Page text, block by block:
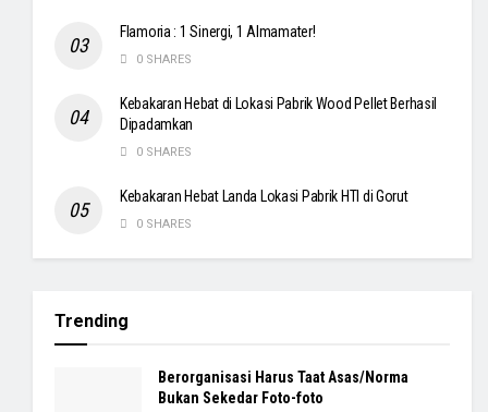
Flamoria : 1 Sinergi, 1 Almamater!
0 SHARES
Kebakaran Hebat di Lokasi Pabrik Wood Pellet Berhasil
Dipadamkan
0 SHARES
Kebakaran Hebat Landa Lokasi Pabrik HTI di Gorut
0 SHARES
Trending
Berorganisasi Harus Taat Asas/Norma
Bukan Sekedar Foto-foto